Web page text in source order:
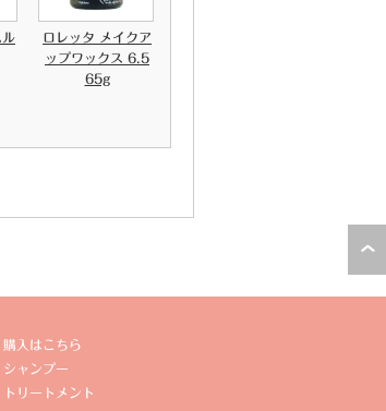
ル
ロレッタ メイクア
ップワックス 6.5
65g
購入はこちら
シャンプー
トリートメント